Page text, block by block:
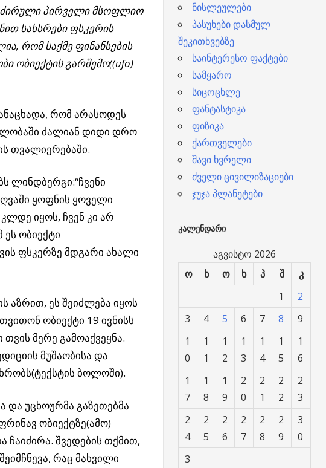
პირველი მსოფლიო
სახსრები ფსკერის
რომ საქმე ფინანსების
ობიექტის გარშემო((ufo)
რომ არასოდეს
ძალიან დიდი დრო
თვალიერებაში.
ლინდბერგი:“ჩვენი
ყოფნის ყოველი
იყოს, ჩვენ კი არ
ობიექტი
ფსკერზე მდგარი ახალი
აზრით, ეს შეიძლება იყოს
ობიექტი 19 ივნისს
მერე გამოაქვეყნა.
მუშაობისა და
ბოლოში).
და უცხოურმა გაზეთებმა
ობიექტზე(ამო)
ჩაიძირა. შვედების თქმით,
რაც მახვილი
ნისლეულები
პასუხები დასმულ
შეკითხვებზე
საინტერესო ფაქტები
სამყარო
სიცოცხლე
ფანტასტიკა
ფიზიკა
ქართველები
შავი ხვრელი
ძველი ცივილიზაციები
ჯუჯა პლანეტები
ᲙᲐᲚᲔᲜᲓᲐᲠᲘ
აგვისტო 2026
ო
ხ ო ხ პ შ კ
1
2
3
4 5 6 7 8
9
1
0
1
1
1
2
1
3
1
4
1
5
1
6
1
7
1
8
1
9
2
0
2
1
2
2
2
3
2
4
2
5
2
6
2
7
2
8
2
9
3
0
3